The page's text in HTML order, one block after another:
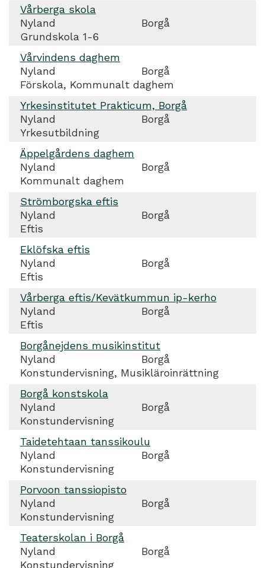
Vårberga skola
Nyland
Borgå
Grundskola 1-6
Vårvindens daghem
Nyland
Borgå
Förskola, Kommunalt daghem
Yrkesinstitutet Prakticum, Borgå
Nyland
Borgå
Yrkesutbildning
Äppelgårdens daghem
Nyland
Borgå
Kommunalt daghem
Strömborgska eftis
Nyland
Borgå
Eftis
Eklöfska eftis
Nyland
Borgå
Eftis
Vårberga eftis/Kevätkummun ip-kerho
Nyland
Borgå
Eftis
Borgånejdens musikinstitut
Nyland
Borgå
Konstundervisning, Musikläroinrättning
Borgå konstskola
Nyland
Borgå
Konstundervisning
Taidetehtaan tanssikoulu
Nyland
Borgå
Konstundervisning
Porvoon tanssiopisto
Nyland
Borgå
Konstundervisning
Teaterskolan i Borgå
Nyland
Borgå
Konstundervisning